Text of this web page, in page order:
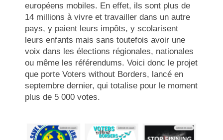
européens mobiles. En effet, ils sont plus de
14 millions à vivre et travailler dans un autre
pays, y paient leurs impôts, y scolarisent
leurs enfants mais sans toutefois avoir une
voix dans les élections régionales, nationales
ou même les référendums. Voici donc le projet
que porte Voters without Borders, lancé en
septembre dernier, qui totalise pour le moment
plus de 5 000 votes.